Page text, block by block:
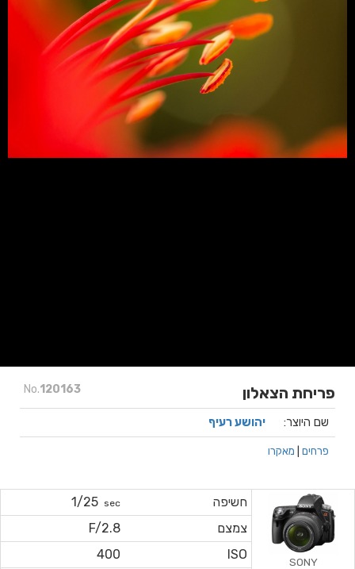
No.120163 פריחת הצאלון
שם היוצר: יהושע רעיף
פרחים מאקרו
חשיפה sec
1/25
צמצם
F/2.8
ISO
400
SONY